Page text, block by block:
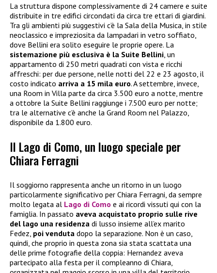
La struttura dispone complessivamente di 24 camere e suite
distribuite in tre edifici circondati da circa tre ettari di giardini.
Tra gli ambienti più suggestivi c’è la Sala della Musica, in stile
neoclassico e impreziosita da lampadari in vetro soffiato,
dove Bellini era solito eseguire le proprie opere. La
sistemazione più esclusiva è la Suite Bellini , un
appartamento di 250 metri quadrati con vista e ricchi
affreschi: per due persone, nelle notti del 22 e 23 agosto, il
costo indicato arriva a 15 mila euro. A settembre, invece,
una Room in Villa parte da circa 3.500 euro a notte, mentre
a ottobre la Suite Bellini raggiunge i 7.500 euro per notte;
tra le alternative c’è anche la Grand Room nel Palazzo,
disponibile da 1.800 euro.
Il Lago di Como, un luogo speciale per
Chiara Ferragni
Il soggiorno rappresenta anche un ritorno in un luogo
particolarmente significativo per Chiara Ferragni, da sempre
molto legata al Lago di Como e ai ricordi vissuti qui con la
famiglia. In passato aveva acquistato proprio sulle rive
del lago una residenza di lusso insieme all’ex marito
Fedez, poi venduta dopo la separazione. Non è un caso,
quindi, che proprio in questa zona sia stata scattata una
delle prime fotografie della coppia: Hernandez aveva
partecipato alla festa per il compleanno di Chiara,